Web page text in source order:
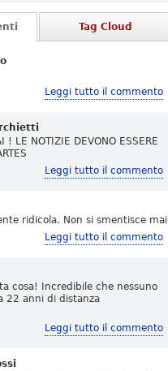
Tag Cloud
Leggi tutto il commento
! LE NOTIZIE DEVONO ESSERE
Leggi tutto il commento
ridicola. Non si smentisce mai
Leggi tutto il commento
cosa! Incredibile che nessuno
22 anni di distanza
Leggi tutto il commento